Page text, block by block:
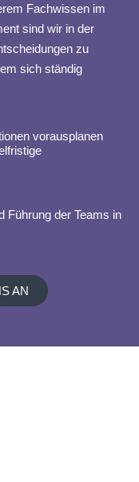
Fachwissen im
sind wir in der
zu
sich ständig
vorausplanen
Führung der Teams in
AN